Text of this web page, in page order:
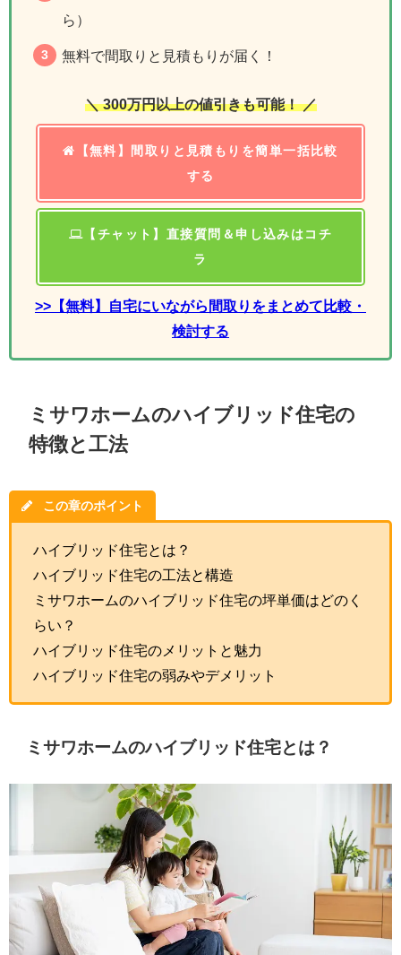
ら）
無料で間取りと見積もりが届く！
＼ 300万円以上の値引きも可能！ ／
【無料】間取りと見積もりを簡単一括比較
する
【チャット】直接質問＆申し込みはコチ
ラ
>>【無料】自宅にいながら間取りをまとめて比較・
検討する
ミサワホームのハイブリッド住宅の
特徴と工法
この章のポイント
ハイブリッド住宅とは？
ハイブリッド住宅の工法と構造
ミサワホームのハイブリッド住宅の坪単価はどのく
らい？
ハイブリッド住宅のメリットと魅力
ハイブリッド住宅の弱みやデメリット
ミサワホームのハイブリッド住宅とは？